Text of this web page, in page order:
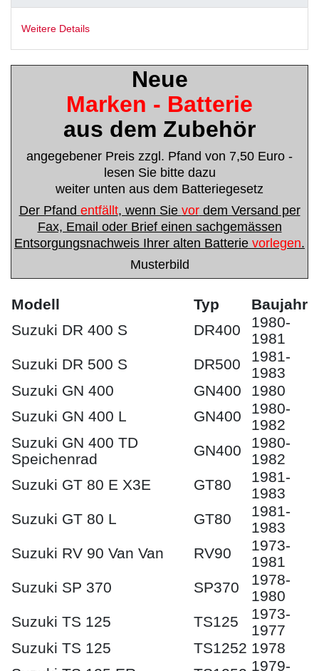
Weitere Details
Neue
Marken - Batterie
aus dem Zubehör
angegebener Preis zzgl. Pfand von 7,50 Euro -
lesen Sie bitte dazu
weiter unten aus dem Batteriegesetz
Der Pfand entfällt, wenn Sie vordem Versand per
Fax, Email oder Brief einen sachgemässen
Entsorgungsnachweis Ihrer alten Batterie vorlegen.
Musterbild
Modell Typ
Baujahr
Suzuki DR 400 S
DR400
1980-
1981
Suzuki DR 500 S
DR500
1981-
1983
Suzuki GN 400
GN400
1980
Suzuki GN 400 L
GN400
1980-
1982
Suzuki GN 400 TD
Speichenrad
GN400
1980-
1982
Suzuki GT 80 E X3E
GT80
1981-
1983
Suzuki GT 80 L
GT80
1981-
1983
Suzuki RV 90 Van Van
RV90
1973-
1981
Suzuki SP 370
SP370
1978-
1980
Suzuki TS 125
TS125
1973-
1977
Suzuki TS 125
TS1252 1978
1979-